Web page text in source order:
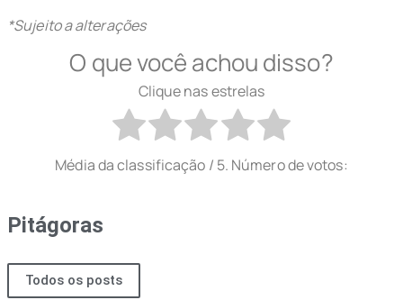
*Sujeito a alterações
O que você achou disso?
Clique nas estrelas
Média da classificação / 5. Número de votos:
Pitágoras
Todos os posts